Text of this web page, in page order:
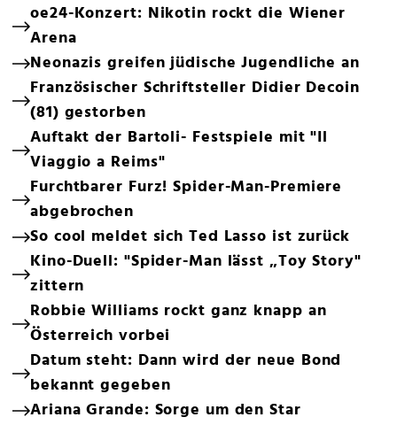
oe24-Konzert: Nikotin rockt die Wiener
Arena
Neonazis greifen jüdische Jugendliche an
Französischer Schriftsteller Didier Decoin
(81) gestorben
Auftakt der Bartoli- Festspiele mit "Il
Viaggio a Reims"
Furchtbarer Furz! Spider-Man-Premiere
abgebrochen
So cool meldet sich Ted Lasso ist zurück
Kino-Duell: "Spider-Man lässt „Toy Story"
zittern
Robbie Williams rockt ganz knapp an
Österreich vorbei
Datum steht: Dann wird der neue Bond
bekannt gegeben
Ariana Grande: Sorge um den Star